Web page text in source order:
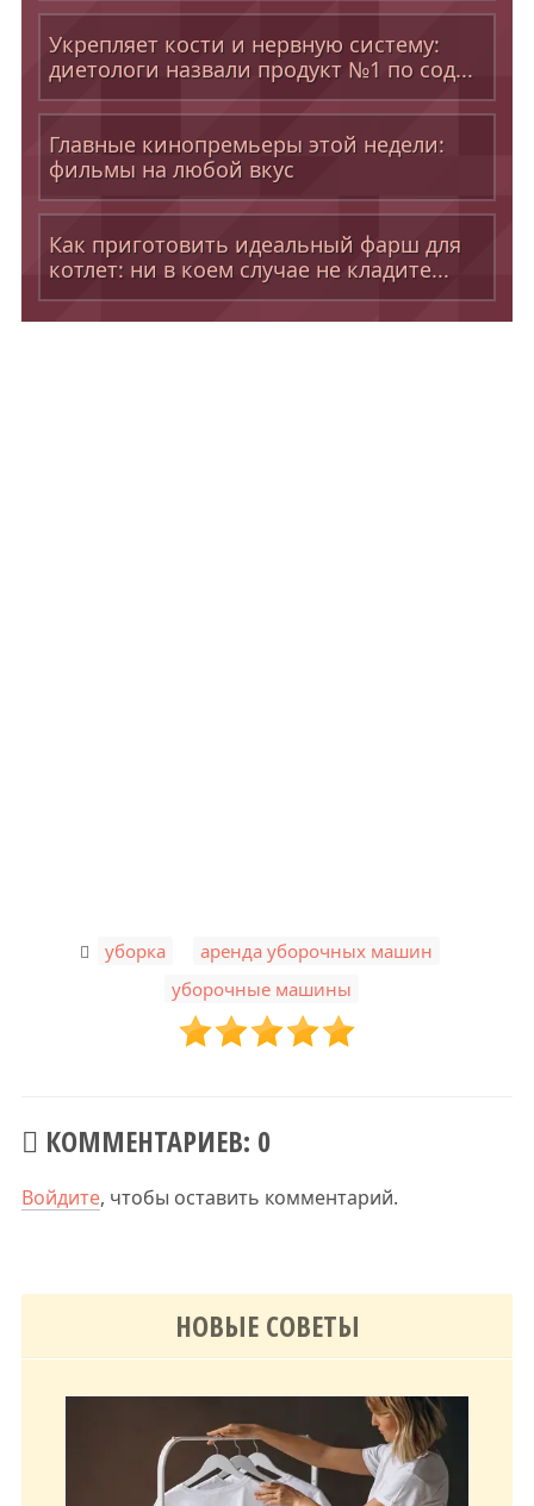
Укрепляет кости и нервную систему:
диетологи назвали продукт №1 по сод...
Главные кинопремьеры этой недели:
фильмы на любой вкус
Как приготовить идеальный фарш для
котлет: ни в коем случае не кладите...
уборка аренда уборочных машин
уборочные машины
КОММЕНТАРИЕВ: 0
Войдите, чтобы оставить комментарий.
НОВЫЕ СОВЕТЫ